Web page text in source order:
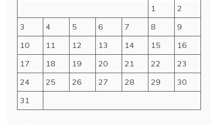
1
2
3
4 5 6 7 8
9
10
11 12 13 14 15
16
17
18 19 20 21 22
23
24
25 26 27 28 29
30
31